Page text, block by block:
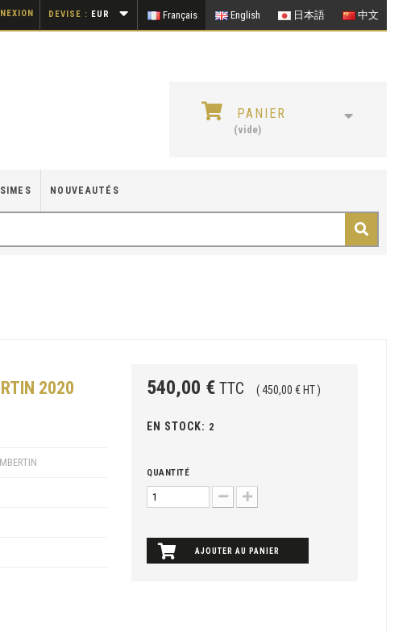
Français English 日本語 中文
DEVISE : EUR
PANIER
(vide)
NOUVEAUTÉS
2020 540,00 € TTC ( 450,00 € HT )
EN STOCK: 2
QUANTITÉ
AJOUTER AU PANIER